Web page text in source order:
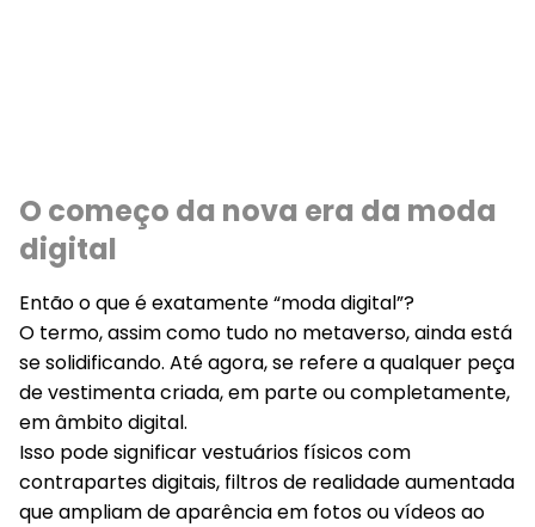
O começo da nova era da moda
digital
Então o que é exatamente “moda digital”?
O termo, assim como tudo no metaverso, ainda está
se solidificando. Até agora, se refere a qualquer peça
de vestimenta criada, em parte ou completamente,
em âmbito digital.
Isso pode significar vestuários físicos com
contrapartes digitais, filtros de realidade aumentada
que ampliam de aparência em fotos ou vídeos ao